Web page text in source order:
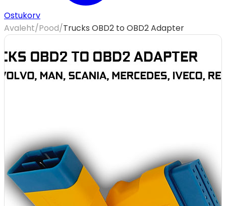
Ostukorv
Avaleht/Pood/Trucks OBD2 to OBD2 Adapter